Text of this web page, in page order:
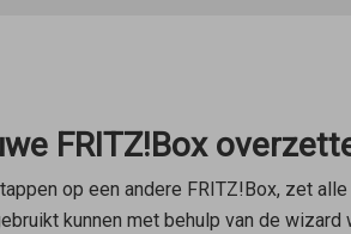
FRITZ!Box
op een andere FRITZ!Box, zet
kunnen met behulp van de